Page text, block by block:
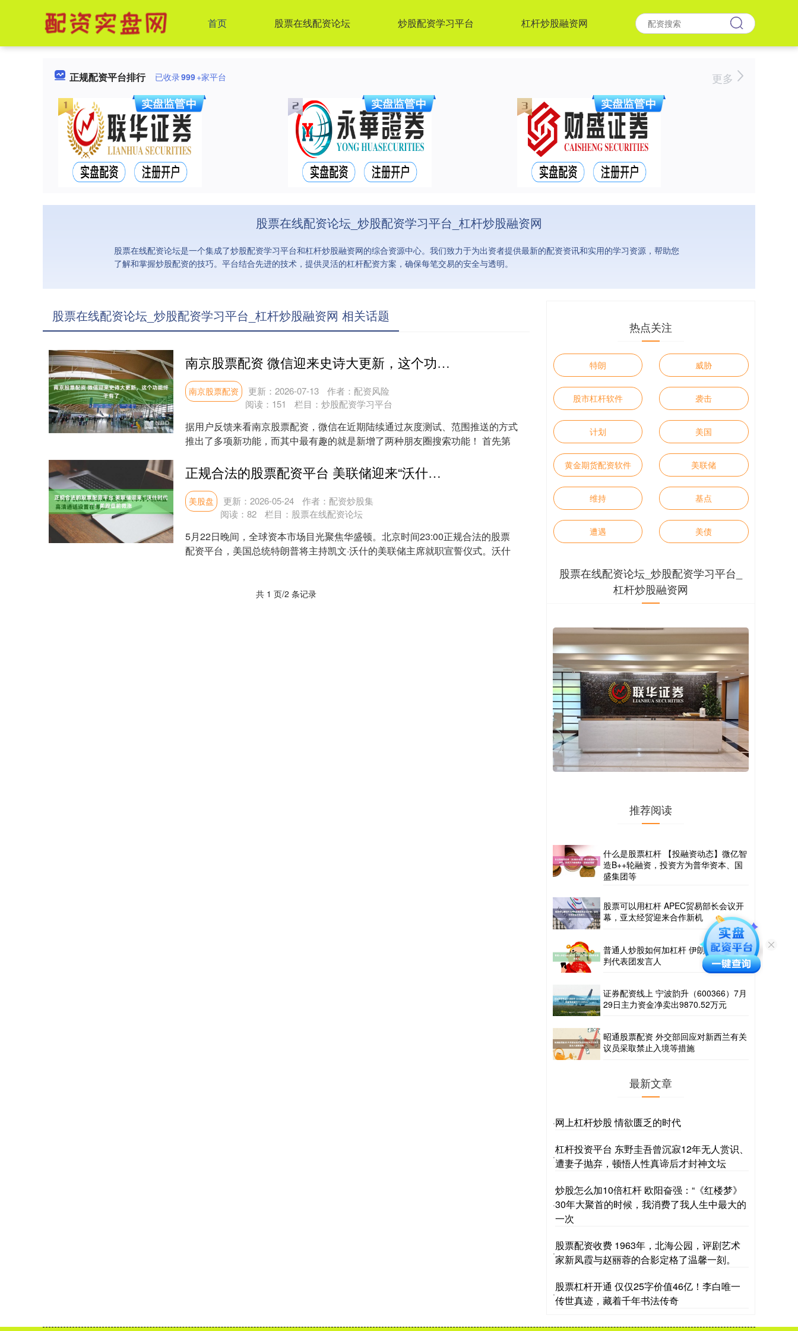
首页 股票在线配资论坛 炒股配资学习平台 杠杆炒股融资网
正规配资平台排行 已收录999+家平台 更多
股票在线配资论坛_炒股配资学习平台_杠杆炒股融资网
股票在线配资论坛是一个集成了炒股配资学习平台和杠杆炒股融资网的综合资源中心。我们致力于为出资者提供最新的配资资讯和实用的学习资源，帮助您
了解和掌握炒股配资的技巧。平台结合先进的技术，提供灵活的杠杆配资方案，确保每笔交易的安全与透明。
股票在线配资论坛_炒股配资学习平台_杠杆炒股融资网 相关话题
南京股票配资 微信迎来史诗大更新，这个功能终于有了
南京股票配资 更新：2026-07-13
作者：配资风险
阅读： 151 栏目： 炒股配资学习平台
据用户反馈来看南京股票配资，微信在近期陆续通过灰度测试、范围推送的方式
推出了多项新功能，而其中最有趣的就是新增了两种朋友圈搜索功能！ 首先第
正规合法的股票配资平台 美联储迎来“沃什时代”！美股盘前微涨
美股盘 更新：2026-05-24
作者：配资炒股集
阅读： 82 栏目： 股票在线配资论坛
5月22日晚间，全球资本市场目光聚焦华盛顿。北京时间23:00正规合法的股票
配资平台，美国总统特朗普将主持凯文·沃什的美联储主席就职宣誓仪式。沃什
共 1 页/2 条记录
热点关注
特朗 威胁
股市杠杆软件 袭击
计划 美国
黄金期货配资软件 美联储
维持 基点
遭遇 美债
股票在线配资论坛_炒股配资学习平台_
杠杆炒股融资网
推荐阅读
什么是股票杠杆 【投融资动态】微亿智
造B++轮融资，投资方为普华资本、国
盛集团等
股票可以用杠杆 APEC贸易部长会议开
幕，亚太经贸迎来合作新机
普通人炒股如何加杠杆 伊朗任命伊美谈
判代表团发言人
证券配资线上 宁波韵升（600366）7月
29日主力资金净卖出9870.52万元
昭通股票配资 外交部回应对新西兰有关
议员采取禁止入境等措施
最新文章
·网上杠杆炒股 情欲匮乏的时代
·
杠杆投资平台 东野圭吾曾沉寂12年无人赏识、
遭妻子抛弃，顿悟人性真谛后才封神文坛
·
炒股怎么加10倍杠杆 欧阳奋强：“《红楼梦》
30年大聚首的时候，我消费了我人生中最大的
一次
·
股票配资收费 1963年，北海公园，评剧艺术
家新凤霞与赵丽蓉的合影定格了温馨一刻。
·
股票杠杆开通 仅仅25字价值46亿！李白唯一
传世真迹，藏着千年书法传奇